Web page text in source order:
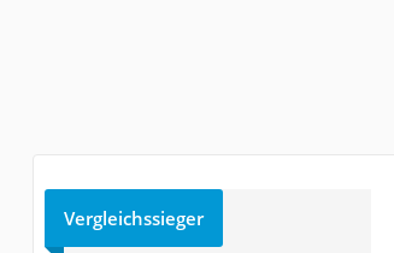
Vergleichssieger